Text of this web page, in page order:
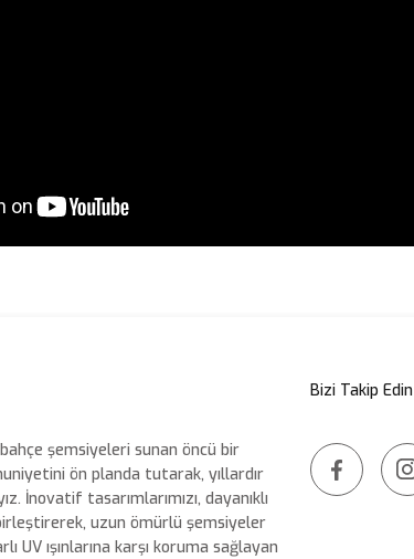
bulunuyor.
daha pahalı.
olmalı.
şemsiyeleri sunan öncü bir
ön planda tutarak, yıllardır
İnovatif tasarımlarımızı, dayanıklı
uzun ömürlü şemsiyeler
UV ışınlarına karşı koruma sağlayan
Bizi Takip Edin